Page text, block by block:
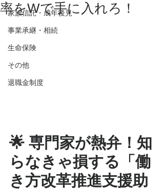
家族信託・成年後見
事業承継・相続
生命保険
その他
退職金制度
率をWで手に入れろ！
🌟 専門家が熱弁！知
らなきゃ損する「働
き方改革推進支援助